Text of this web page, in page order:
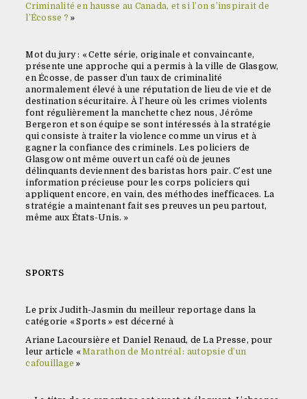
Criminalité en hausse au Canada, et si l’on s’inspirait de
l’Écosse ? »
Mot du jury : « Cette série, originale et convaincante,
présente une approche qui a permis à la ville de Glasgow,
en Écosse, de passer d’un taux de criminalité
anormalement élevé à une réputation de lieu de vie et de
destination sécuritaire. À l’heure où les crimes violents
font régulièrement la manchette chez nous, Jérôme
Bergeron et son équipe se sont intéressés à la stratégie
qui consiste à traiter la violence comme un virus et à
gagner la confiance des criminels. Les policiers de
Glasgow ont même ouvert un café où de jeunes
délinquants deviennent des baristas hors pair. C’est une
information précieuse pour les corps policiers qui
appliquent encore, en vain, des méthodes inefficaces. La
stratégie a maintenant fait ses preuves un peu partout,
même aux États-Unis. »
SPORTS
Le prix Judith-Jasmin du meilleur reportage dans la
catégorie « Sports » est décerné à
Ariane Lacoursière et Daniel Renaud, de La Presse, pour
leur article «Marathon de Montréal : autopsie d’un
cafouillage »